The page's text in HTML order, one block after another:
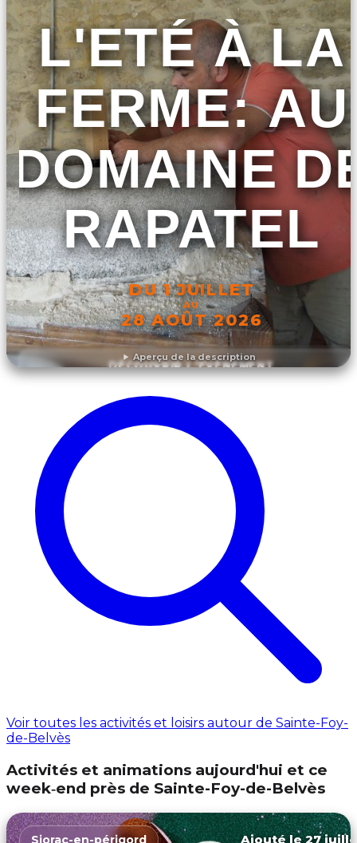
Aperçu de la description
L'ETÉ À LA
FERME: AU
DOMAINE
RAPATEL
DU 1 JUILLET
AU
28 AOÛT 2026
DÉCOUVRIR L'ÉVÉNEMENT
Voir toutes les activités et loisirs autour de Sainte-Foy-
de-Belvès
Activités et animations aujourd'hui et ce
week‑end près de Sainte-Foy-de-Belvès
Siorac-en-périgord Ajouté le 27